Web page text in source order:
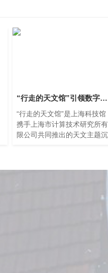
“行走的天文馆”引领数字文化新风尚
“行走的天文馆”是上海科技馆
携手上海市计算技术研究所有
限公司共同推出的天文主题沉